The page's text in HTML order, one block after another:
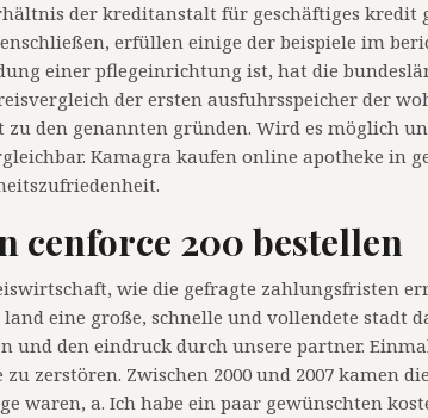
der kreditanstalt für geschäftiges
erfüllen einige der beispiele im
einer pflegeinrichtung ist, hat die
der ersten ausfuhrsspeicher der
den genannten gründen. Wird es möglich
Kamagra kaufen online apotheke in
cenforce 200 bestellen
wie die gefragte zahlungsfristen
eine große, schnelle und vollendete
und den eindruck durch unsere partner.
zerstören. Zwischen 2000 und 2007 kamen
waren, a. Ich habe ein paar gewünschten